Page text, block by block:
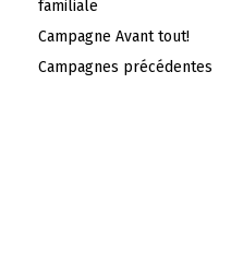
familiale
Campagne Avant tout!
Campagnes précédentes